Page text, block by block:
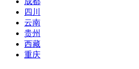
四川
云南
贵州
西藏
重庆